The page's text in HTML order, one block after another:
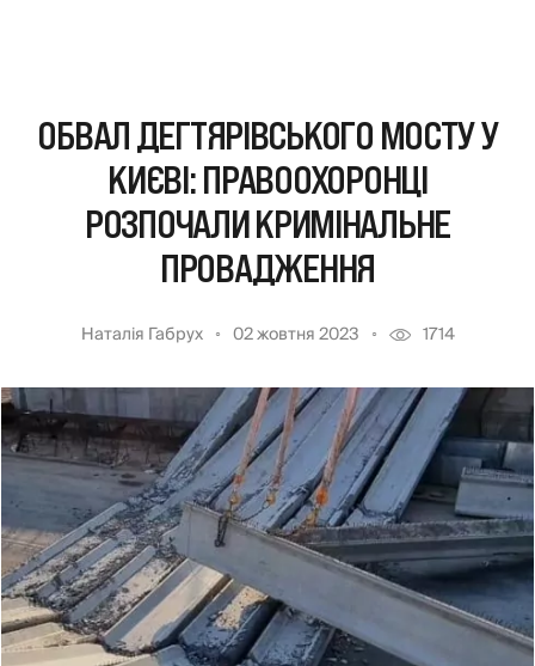
ОБВАЛ ДЕГТЯРІВСЬКОГО МОСТУ У
КИЄВІ: ПРАВООХОРОНЦІ
РОЗПОЧАЛИ КРИМІНАЛЬНЕ
ПРОВАДЖЕННЯ
Наталія Габрух 02 жовтня 2023 1714